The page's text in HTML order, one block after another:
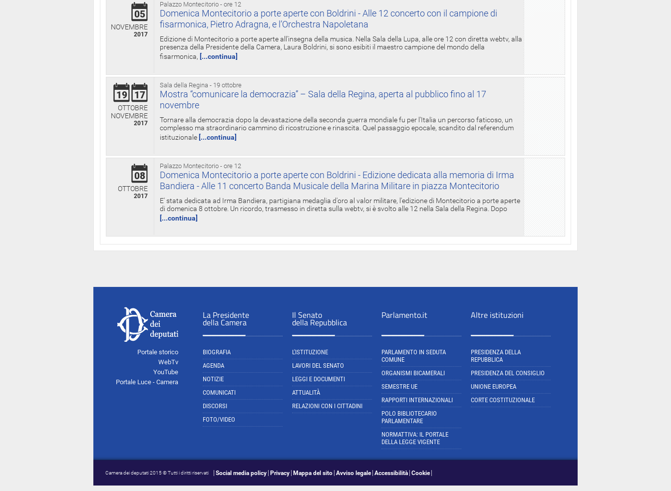
Palazzo Montecitorio - ore 12
05
NOVEMBRE
2017
Domenica Montecitorio a porte aperte con Boldrini - Alle 12 concerto con il campione di
fisarmonica, Pietro Adragna, e l’Orchestra Napoletana
Edizione di Montecitorio a porte aperte all'insegna della musica. Nella Sala della Lupa, alle ore 12 con diretta webtv, alla
presenza della Presidente della Camera, Laura Boldrini, si sono esibiti il maestro campione del mondo della
fisarmonica, [...continua]
Sala della Regina - 19 ottobre
19 17
OTTOBRE
NOVEMBRE
2017
Mostra “comunicare la democrazia” – Sala della Regina, aperta al pubblico fino al 17
novembre
Tornare alla democrazia dopo la devastazione della seconda guerra mondiale fu per l'Italia un percorso faticoso, un
complesso ma straordinario cammino di ricostruzione e rinascita. Quel passaggio epocale, scandito dal referendum
istituzionale [...continua]
Palazzo Montecitorio - ore 12
08
OTTOBRE
2017
Domenica Montecitorio a porte aperte con Boldrini - Edizione dedicata alla memoria di Irma
Bandiera - Alle 11 concerto Banda Musicale della Marina Militare in piazza Montecitorio
E' stata dedicata ad Irma Bandiera, partigiana medaglia d'oro al valor militare, l'edizione di Montecitorio a porte aperte
di domenica 8 ottobre. Un ricordo, trasmesso in diretta sulla webtv, si è svolto alle 12 nella Sala della Regina. Dopo
[...continua]
Portale storico
WebTv
YouTube
Portale Luce - Camera
La Presidente
della Camera
BIOGRAFIA
AGENDA
NOTIZIE
COMUNICATI
DISCORSI
FOTO/VIDEO
Il Senato
della Repubblica
L'ISTITUZIONE
LAVORI DEL SENATO
LEGGI E DOCUMENTI
ATTUALITÀ
RELAZIONI CON I CITTADINI
Parlamento.it
PARLAMENTO IN SEDUTA
COMUNE
ORGANISMI BICAMERALI
SEMESTRE UE
RAPPORTI INTERNAZIONALI
POLO BIBLIOTECARIO
PARLAMENTARE
NORMATTIVA: IL PORTALE
DELLA LEGGE VIGENTE
Altre istituzioni
PRESIDENZA DELLA
REPUBBLICA
PRESIDENZA DEL CONSIGLIO
UNIONE EUROPEA
CORTE COSTITUZIONALE
Camera dei deputati 2015 © Tutti i diritti riservati Social media policy Privacy Mappa del sito Avviso legale Accessibilità Cookie